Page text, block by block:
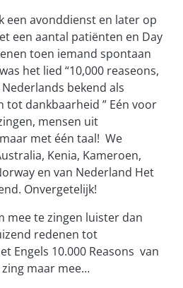
een avonddienst en later op
een aantal patiënten en Day
toen iemand spontaan
het lied “10,000 reaseons,
bekend als
tot dankbaarheid ” Eén voor
mensen uit
met één taal! We
Kenia, Kameroen,
en van Nederland Het
Onvergetelijk!
mee te zingen luister dan
redenen tot
Engels 10.000 Reasons van
maar mee…